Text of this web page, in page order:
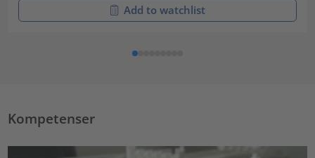
Add to watchlist
Kompetenser